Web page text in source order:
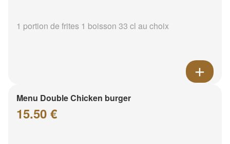
1 portion de frites 1 boisson 33 cl au choix
Menu Double Chicken burger
15.50 €